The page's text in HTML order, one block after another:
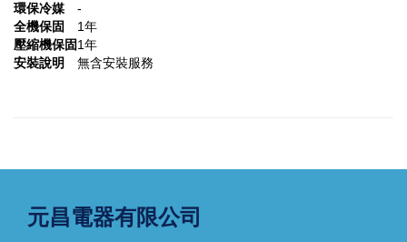
環保冷媒
-
全機保固
1年
壓縮機保固1年
安裝說明
無含安裝服務
元昌電器有限公司